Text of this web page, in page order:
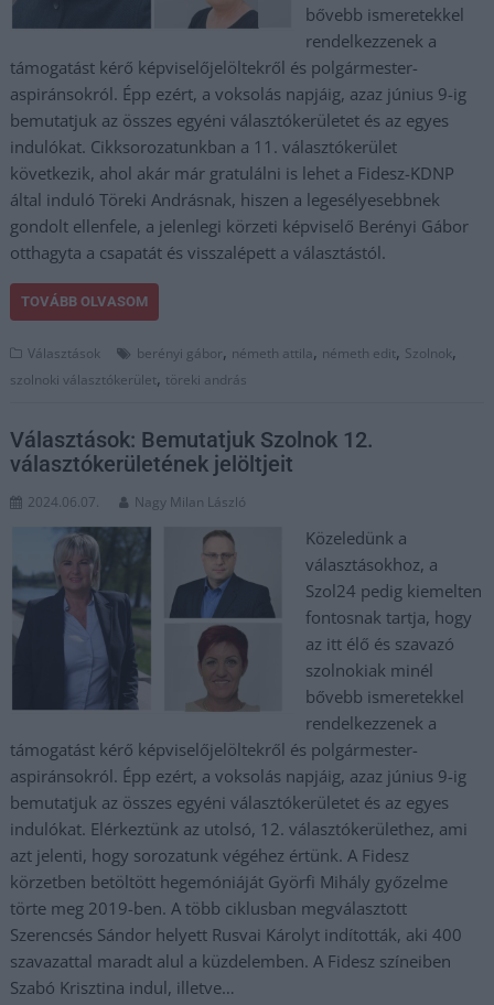
bővebb ismeretekkel
rendelkezzenek a
támogatást kérő képviselőjelöltekről és polgármester-
aspiránsokról. Épp ezért, a voksolás napjáig, azaz június 9-ig
bemutatjuk az összes egyéni választókerületet és az egyes
indulókat. Cikksorozatunkban a 11. választókerület
következik, ahol akár már gratulálni is lehet a Fidesz-KDNP
által induló Töreki Andrásnak, hiszen a legesélyesebbnek
gondolt ellenfele, a jelenlegi körzeti képviselő Berényi Gábor
otthagyta a csapatát és visszalépett a választástól.
TOVÁBB OLVASOM
Választások berényi gábor, németh attila, németh edit, Szolnok,
szolnoki választókerület, töreki andrás
Választások: Bemutatjuk Szolnok 12.
választókerületének jelöltjeit
2024.06.07. Nagy Milan László
Közeledünk a
választásokhoz, a
Szol24 pedig kiemelten
fontosnak tartja, hogy
az itt élő és szavazó
szolnokiak minél
bővebb ismeretekkel
rendelkezzenek a
támogatást kérő képviselőjelöltekről és polgármester-
aspiránsokról. Épp ezért, a voksolás napjáig, azaz június 9-ig
bemutatjuk az összes egyéni választókerületet és az egyes
indulókat. Elérkeztünk az utolsó, 12. választókerülethez, ami
azt jelenti, hogy sorozatunk végéhez értünk. A Fidesz
körzetben betöltött hegemóniáját Györfi Mihály győzelme
törte meg 2019-ben. A több ciklusban megválasztott
Szerencsés Sándor helyett Rusvai Károlyt indították, aki 400
szavazattal maradt alul a küzdelemben. A Fidesz színeiben
Szabó Krisztina indul, illetve…